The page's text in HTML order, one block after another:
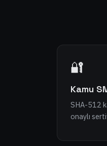
🔐
Kamu
SHA-512
onaylı